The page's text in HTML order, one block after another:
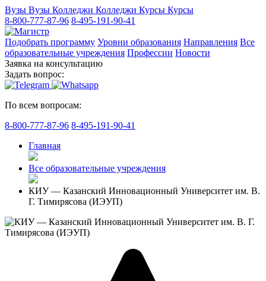
Вузы Вузы Колледжи Колледжи Курсы Курсы
8-800-777-87-96 8-495-191-90-41
Подобрать программу Уровни образования Направления Все
образовательные учреждения Профессии Новости
Заявка на консультацию
Задать вопрос:
По всем вопросам:
8-800-777-87-96 8-495-191-90-41
Главная
Все образовательные учреждения
КИУ — Казанский Инновационный Университет им. В.
Г. Тимирясова (ИЭУП)